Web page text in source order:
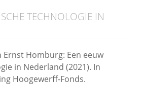
TECHNOLOGIE IN
Homburg: Een eeuw
in Nederland (2021). In
Hoogewerff-Fonds.